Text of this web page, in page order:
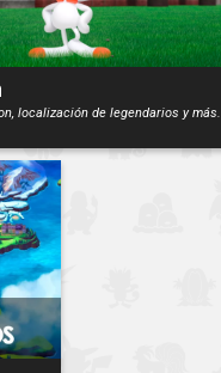
localización de legendarios y más.